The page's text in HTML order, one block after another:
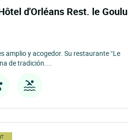
d'Orléans Rest. le Goulu
amplio y acogedor. Su restaurante “Le
de tradición....